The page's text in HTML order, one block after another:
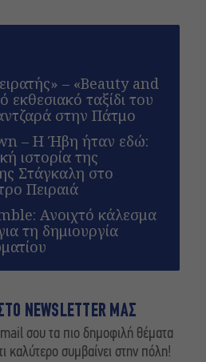
– «Beauty and
εκθεσιακό ταξίδι του
στην Πάτμο
– Η Ήβη ήταν εδώ:
ιστορία της
Στάγκαλη στο
Πειραιά
Ανοιχτό κάλεσμα
τη δημιουργία
NEWSLETTER ΜΑΣ
σου τα πιο δημοφιλή θέματα
καλύτερο συμβαίνει στην πόλη!